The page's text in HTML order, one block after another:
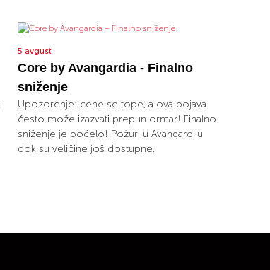
5 avgust
Core by Avangardia - Finalno
sniženje
Upozorenje: cene se tope, a ova pojava
često može izazvati prepun ormar! Finalno
sniženje je počelo! Požuri u Avangardiju
dok su veličine još dostupne.